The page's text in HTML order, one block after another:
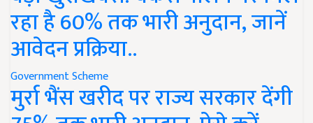
रहा है 60% तक भारी अनुदान, जानें
आवेदन प्रक्रिया..
Government Scheme
मुर्रा भैंस खरीद पर राज्य सरकार देंगी